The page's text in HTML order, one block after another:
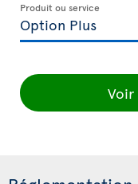
Produit ou service